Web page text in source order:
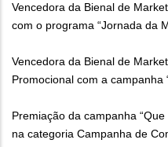
Vencedora da Bienal de
com o programa “Jornada da
Vencedora da Bienal de
Promocional com a campanha
Premiação da campanha
na categoria Campanha de